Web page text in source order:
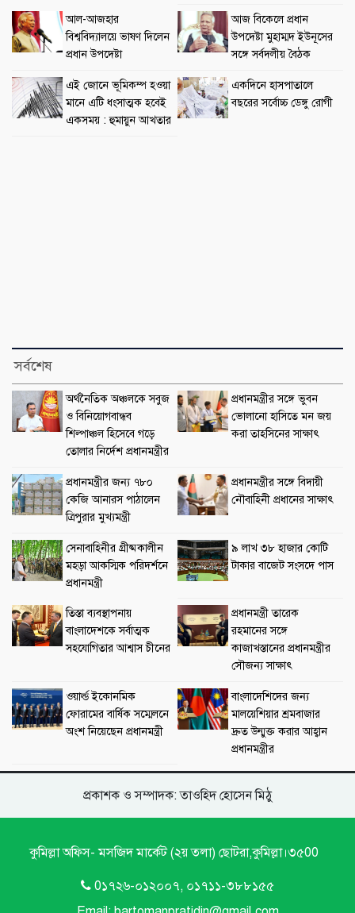
আল-আজহার
বিশ্ববিদ্যালয়ে ভাষণ দিলেন
প্রধান উপদেষ্টা
আজ বিকেলে প্রধান
উপদেষ্টা মুহাম্মদ ইউনূসের
সঙ্গে সর্বদলীয় বৈঠক
এই জোনে ভূমিকম্প হওয়া
মানে এটি ধংসাত্মক হবেই
একসময় : হুমায়ুন আখতার
একদিনে হাসপাতালে
বছরের সর্বোচ্চ ডেঙ্গু রোগী
সর্বশেষ
অর্থনৈতিক অঞ্চলকে সবুজ
ও বিনিয়োগবান্ধব
শিল্পাঞ্চল হিসেবে গড়ে
তোলার নির্দেশ প্রধানমন্ত্রীর
প্রধানমন্ত্রীর সঙ্গে ভুবন
ভোলানো হাসিতে মন জয়
করা তাহসিনের সাক্ষাৎ
প্রধানমন্ত্রীর জন্য ৭৮০
কেজি আনারস পাঠালেন
ত্রিপুরার মুখ্যমন্ত্রী
প্রধানমন্ত্রীর সঙ্গে বিদায়ী
নৌবাহিনী প্রধানের সাক্ষাৎ
সেনাবাহিনীর গ্রীষ্মকালীন
মহড়া আকস্মিক পরিদর্শনে
প্রধানমন্ত্রী
৯ লাখ ৩৮ হাজার কোটি
টাকার বাজেট সংসদে পাস
তিস্তা ব্যবস্থাপনায়
বাংলাদেশকে সর্বাত্মক
সহযোগিতার আশ্বাস চীনের
প্রধানমন্ত্রী তারেক
রহমানের সঙ্গে
কাজাখস্তানের প্রধানমন্ত্রীর
সৌজন্য সাক্ষাৎ
ওয়ার্ল্ড ইকোনমিক
ফোরামের বার্ষিক সম্মেলনে
অংশ নিয়েছেন প্রধানমন্ত্রী
বাংলাদেশিদের জন্য
মালয়েশিয়ার শ্রমবাজার
দ্রুত উন্মুক্ত করার আহ্বান
প্রধানমন্ত্রীর
প্রকাশক ও সম্পাদক: তাওহিদ হোসেন মিঠু
কুমিল্লা অফিস- মসজিদ মার্কেট (২য় তলা) ছোটরা,কুমিল্লা।৩৫00
0১৭২৬-০১২০০৭, ০১৭১১-৩৮৮১৫৫